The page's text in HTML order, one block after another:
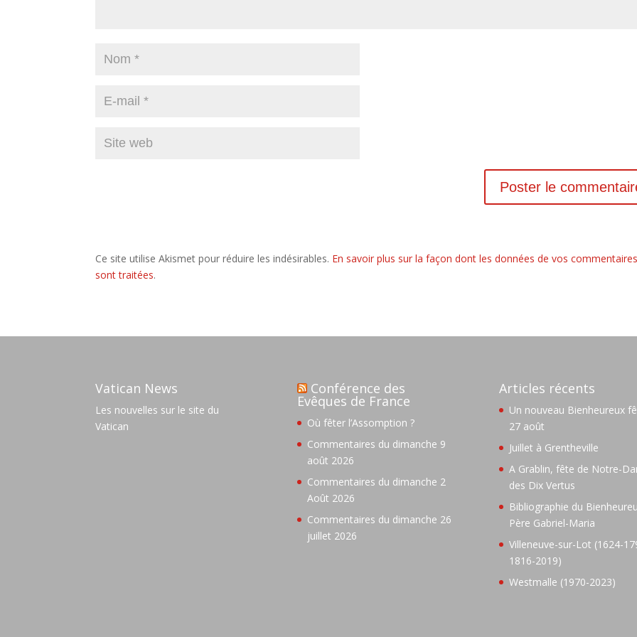
Ce site utilise Akismet pour réduire les indésirables. En savoir plus sur la façon dont les données de vos
sont traitées.
Vatican News
Les nouvelles sur le site du
Vatican
Conférence des
Evêques de France
Où fêter l’Assomption ?
Commentaires du dimanche 9
août 2026
Commentaires du dimanche 2
Août 2026
Commentaires du dimanche 26
juillet 2026
Articles récents
Un nouveau Bienheureux
27 août
Juillet à Grentheville
A Grablin, fête de Notre-
des Dix Vertus
Bibliographie du
Père Gabriel-Maria
Villeneuve-sur-Lot (1624-
1816-2019)
Westmalle (1970-2023)